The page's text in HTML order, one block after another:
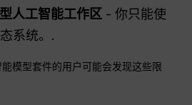
人工智能工作区 - 你只能使
系统。.
模型套件的用户可能会发现这些限